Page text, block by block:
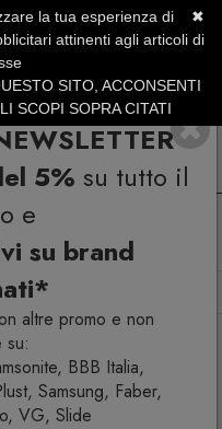
5% su tutto il
e
su brand
altre promo e non
su:
BBB Italia,
Samsung, Faber,
VG, Slide
al 31 Agosto
✖
la tua esperienza di
attinenti agli articoli di
SITO, ACCONSENTI
SCOPI SOPRA CITATI